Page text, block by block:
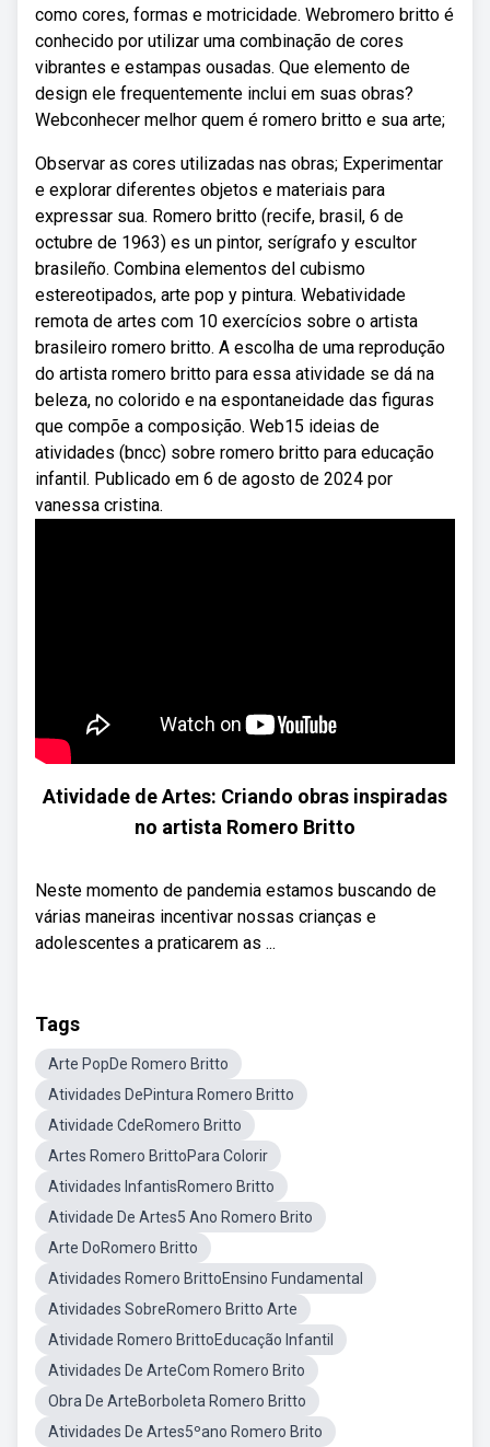
como cores, formas e motricidade. Webromero britto é
conhecido por utilizar uma combinação de cores
vibrantes e estampas ousadas. Que elemento de
design ele frequentemente inclui em suas obras?
Webconhecer melhor quem é romero britto e sua arte;
Observar as cores utilizadas nas obras; Experimentar
e explorar diferentes objetos e materiais para
expressar sua. Romero britto (recife, brasil, 6 de
octubre de 1963) es un pintor, serígrafo y escultor
brasileño. Combina elementos del cubismo
estereotipados, arte pop y pintura. Webatividade
remota de artes com 10 exercícios sobre o artista
brasileiro romero britto. A escolha de uma reprodução
do artista romero britto para essa atividade se dá na
beleza, no colorido e na espontaneidade das figuras
que compõe a composição. Web15 ideias de
atividades (bncc) sobre romero britto para educação
infantil. Publicado em 6 de agosto de 2024 por
vanessa cristina.
Atividade de Artes: Criando obras inspiradas
no artista Romero Britto
Neste momento de pandemia estamos buscando de
várias maneiras incentivar nossas crianças e
adolescentes a praticarem as ...
Tags
Arte PopDe Romero Britto
Atividades DePintura Romero Britto
Atividade CdeRomero Britto
Artes Romero BrittoPara Colorir
Atividades InfantisRomero Britto
Atividade De Artes5 Ano Romero Brito
Arte DoRomero Britto
Atividades Romero BrittoEnsino Fundamental
Atividades SobreRomero Britto Arte
Atividade Romero BrittoEducação Infantil
Atividades De ArteCom Romero Brito
Obra De ArteBorboleta Romero Britto
Atividades De Artes5ºano Romero Brito